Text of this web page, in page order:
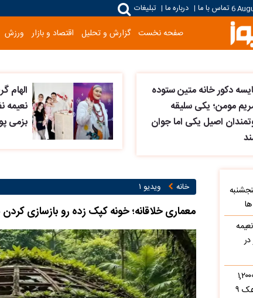
6تماس با ما | درباره ما | تبلیغات
صفحه نخست گزارش و تحلیل اقتصاد و بازار ورزش
دکور خانه متین ستوده
مومن؛ یکی سلیقه
اصیل یکی اما جوان
الهام
نعیمه
بزمی
خانه ویدیو ۱
معماری خلاقانه؛ خونه کپک زده رو بازسازی
پنجشنبه
واریز ۱,۲۰۰۰,۰۰۰